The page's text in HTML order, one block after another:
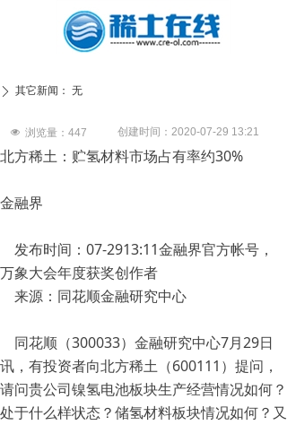
创建时间： 2020-07-29 13:21
넶 浏览量： 447
北方稀土：贮氢材料市场占有率约30%
金融界
发布时间：07-2913:11金融界官方帐号，
万象大会年度获奖创作者
来源：同花顺金融研究中心
同花顺（300033）金融研究中心7月29日
讯，有投资者向北方稀土（600111）提问，
请问贵公司镍氢电池板块生产经营情况如何？
处于什么样状态？储氢材料板块情况如何？又
ꄲ 其它新闻： 无